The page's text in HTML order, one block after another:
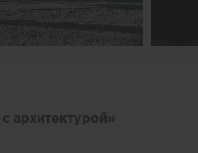
архитектурой»